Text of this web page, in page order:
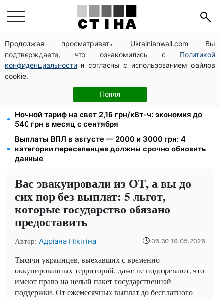
Продолжая просматривать Ukrainianwall.com Вы
подтверждаете, что ознакомились с Политикой
конфиденциальности и согласны с использованием файлов
cookie.
Понял
Новый знак на центральной улице: водителям
грузовиков запретили остановку — штраф до 680
грн
Мавики, зарядные станции и аппараты для
реанимации: Христианский корпус передал груз на
Запорожское и Покровское направления
Ночной тариф на свет 2,16 грн/кВт-ч: экономия до
540 грн в месяц с сентября
Выплаты ВПЛ в августе — 2000 и 3000 грн: 4
категории переселенцев должны срочно обновить
данные
Вас эвакуировали из ОТ, а вы до
сих пор без выплат: 5 льгот,
которые государство обязано
предоставить
Автор: Адріана Нікітіна 06:30 19.05.2026
Тысячи украинцев, выехавших с временно
оккупированных территорий, даже не подозревают, что
имеют право на целый пакет государственной
поддержки. От ежемесячных выплат до бесплатного